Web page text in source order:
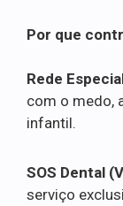
Por que
Rede
com o medo,
infantil.
SOS Dental
serviço